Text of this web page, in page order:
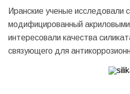
Иранские ученые исследовали
модифицированный
интересовали качества
связующего для